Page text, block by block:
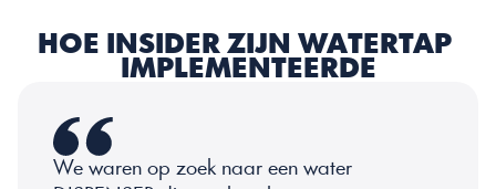
HOE INSIDER ZIJN WATERTAP
IMPLEMENTEERDE
We waren op zoek naar een water